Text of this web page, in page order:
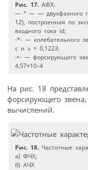
Рис. 17. АФХ:
— ° — — двухфазного
12), построенная по
входного тока id;
-*- — колебательного
c и x = 0,1223;
-•- — форсирующего
4,57×10–4
На рис. 18
форсирующего
вычислений.
Рис. 18. Частотные
а) ФЧХ;
б) АЧХ